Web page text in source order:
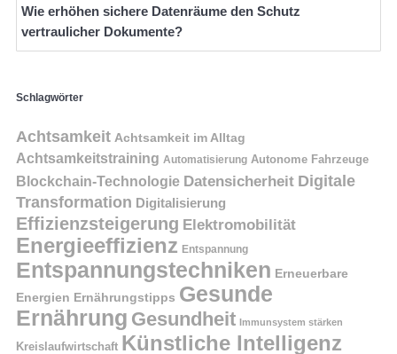
Wie erhöhen sichere Datenräume den Schutz
vertraulicher Dokumente?
Schlagwörter
Achtsamkeit Achtsamkeit im Alltag
Achtsamkeitstraining Automatisierung Autonome Fahrzeuge
Blockchain-Technologie Datensicherheit Digitale
Transformation Digitalisierung
Effizienzsteigerung Elektromobilität
Energieeffizienz Entspannung
Entspannungstechniken Erneuerbare
Energien Ernährungstipps Gesunde
Ernährung Gesundheit Immunsystem stärken
Kreislaufwirtschaft Künstliche Intelligenz